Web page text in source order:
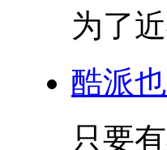
为了
酷派
只要